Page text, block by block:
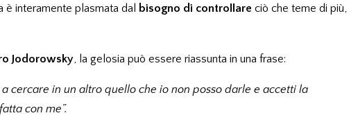
interamente plasmata dal
bisogno di controllare ciò che teme di più,
Jodorowsky, la gelosia può essere riassunta in una frase:
cercare in un altro quello che io non posso darle e accetti la
con me”.